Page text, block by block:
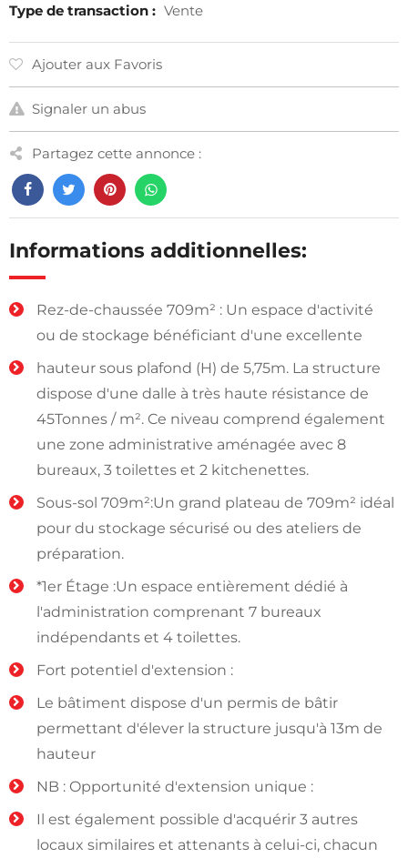
Type de transaction : Vente
Ajouter aux Favoris
Signaler un abus
Partagez cette annonce :
Informations additionnelles:
Rez-de-chaussée 709m² : Un espace d'activité
ou de stockage bénéficiant d'une excellente
hauteur sous plafond (H) de 5,75m. La structure
dispose d'une dalle à très haute résistance de
45Tonnes / m². Ce niveau comprend également
une zone administrative aménagée avec 8
bureaux, 3 toilettes et 2 kitchenettes.
Sous-sol 709m²:Un grand plateau de 709m² idéal
pour du stockage sécurisé ou des ateliers de
préparation.
*1er Étage :Un espace entièrement dédié à
l'administration comprenant 7 bureaux
indépendants et 4 toilettes.
Fort potentiel d'extension :
Le bâtiment dispose d'un permis de bâtir
permettant d'élever la structure jusqu'à 13m de
hauteur
NB : Opportunité d'extension unique :
Il est également possible d'acquérir 3 autres
locaux similaires et attenants à celui-ci, chacun